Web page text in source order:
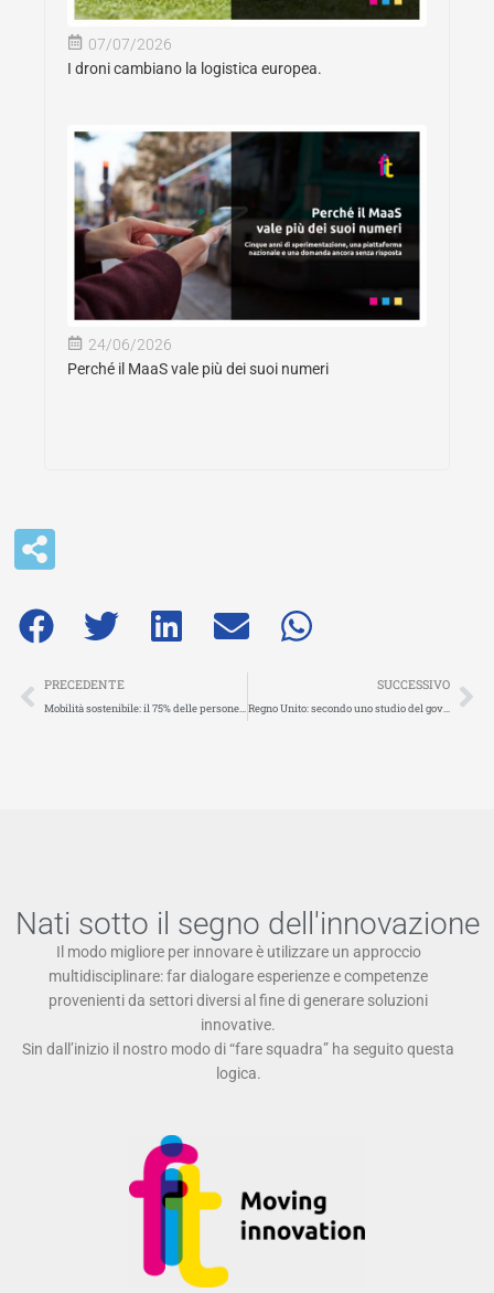
07/07/2026
I droni cambiano la logistica europea.
24/06/2026
Perché il MaaS vale più dei suoi numeri
Precedente
PRECEDENTE
Mobilità sostenibile: il 75% delle persone preferirebbe l’uso dei mezzi pubblici a quello dell’auto, se fossero più integrati e connessi
SUCCESSIVO
Regno Unito: secondo uno studio del governo i veicoli a guida autonoma potrebbero colmare le lacune della rete di trasporto pubblico
Nati sotto il segno dell'innovazione
Il modo migliore per innovare è utilizzare un approccio
multidisciplinare: far dialogare esperienze e competenze
provenienti da settori diversi al fine di generare soluzioni
innovative.
Sin dall’inizio il nostro modo di “fare squadra” ha seguito questa
logica.